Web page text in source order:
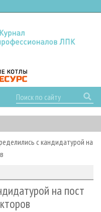
с кандидатурой на
на пост